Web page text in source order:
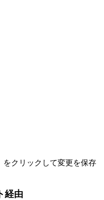
クリックして変更を保存
経由